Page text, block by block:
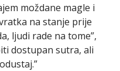
moždane magle i
na stanje prije
ljudi rade na tome”,
dostupan sutra, ali